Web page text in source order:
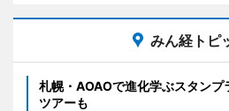
みん経トピ
札幌・AOAOで進化学ぶスタン
ツアーも